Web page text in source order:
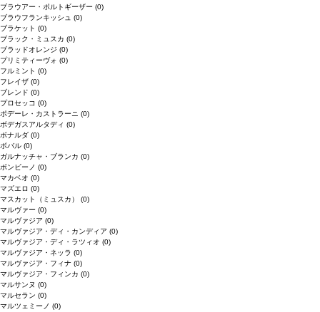
ブラウアー・ポルトギーザー (0)
ブラウフランキッシュ (0)
ブラケット (0)
ブラック・ミュスカ (0)
ブラッドオレンジ (0)
プリミティーヴォ (0)
フルミント (0)
フレイザ (0)
ブレンド (0)
プロセッコ (0)
ポデーレ・カストラーニ (0)
ボデガスアルタディ (0)
ボナルダ (0)
ボバル (0)
ガルナッチャ・ブランカ (0)
ボンビーノ (0)
マカベオ (0)
マズエロ (0)
マスカット（ミュスカ） (0)
マルヴァー (0)
マルヴァジア (0)
マルヴァジア・ディ・カンディア (0)
マルヴァジア・ディ・ラツィオ (0)
マルヴァジア・ネッラ (0)
マルヴァジア・フィナ (0)
マルヴァジア・フィンカ (0)
マルサンヌ (0)
マルセラン (0)
マルツェミーノ (0)